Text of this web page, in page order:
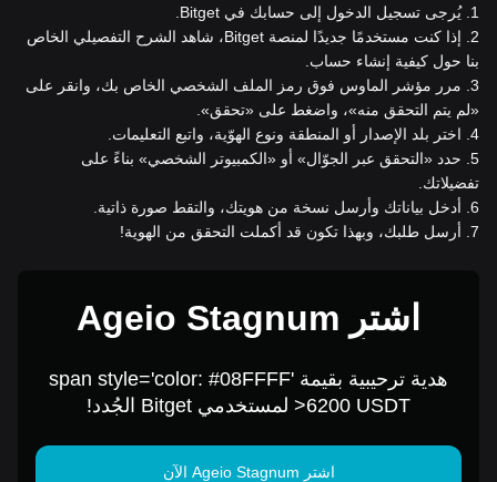
1
.يُرجى تسجيل الدخول إلى حسابك في Bitget.
2
إذا كنت مستخدمًا جديدًا لمنصة Bitget، شاهد الشرح التفصيلي الخاص
بنا حول كيفية إنشاء حساب.
3 مرر مؤشر الماوس فوق رمز الملف الشخصي الخاص بك، وانقر على
«لم يتم التحقق منه»، واضغط على «تحقق».
4 اختر بلد الإصدار أو المنطقة ونوع الهوّية، واتبع التعليمات.
5 حدد «التحقق عبر الجوّال» أو «الكمبيوتر الشخصي» بناءً على
تفضيلاتك.
6 أدخل بياناتك وأرسل نسخة من هويتك، والتقط صورة ذاتية.
7 أرسل طلبك، وبهذا تكون قد أكملت التحقق من الهوية!
اشترِ Ageio Stagnum
هدية ترحيبية بقيمة span style='color: #08FFFF'
>6200 USDT لمستخدمي Bitget الجُدد!
اشتر Ageio Stagnum الآن